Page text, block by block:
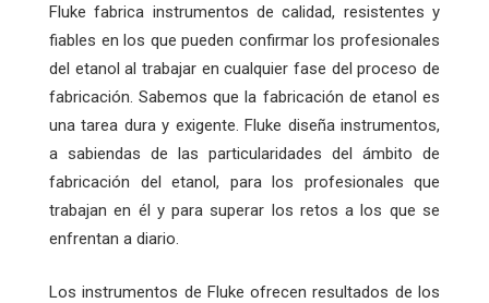
Fluke fabrica instrumentos de calidad, resistentes y
fiables en los que pueden confirmar los profesionales
del etanol al trabajar en cualquier fase del proceso de
fabricación. Sabemos que la fabricación de etanol es
una tarea dura y exigente. Fluke diseña instrumentos,
a sabiendas de las particularidades del ámbito de
fabricación del etanol, para los profesionales que
trabajan en él y para superar los retos a los que se
enfrentan a diario.
Los instrumentos de Fluke ofrecen resultados de los